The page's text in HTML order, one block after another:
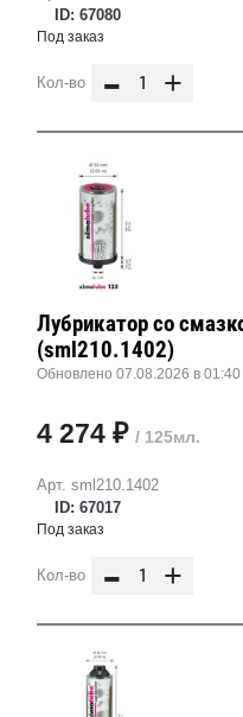
ID: 67080
Под заказ
Кол-во - +
Арт. sml210.1402
ID: 67017
Лубрикатор со
(sml210.1402)
Обновлено 07.08.2026 в 01:40
4 274 ₽ / 125мл.
Под заказ
Кол-во - +